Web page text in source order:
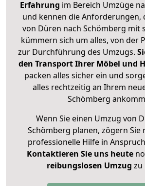
Erfahrung im Bereich Umzüge
und kennen die Anforderungen,
von Düren nach Schömberg mit
kümmern sich um alles, von der
zur Durchführung des Umzugs.
den Transport Ihrer Möbel und
packen alles sicher ein und
alles rechtzeitig an Ihrem
Schömberg
Wenn Sie einen Umzug von
Schömberg planen, zögern Sie
professionelle Hilfe in
Kontaktieren Sie uns heute
reibungslosen Umzug zu